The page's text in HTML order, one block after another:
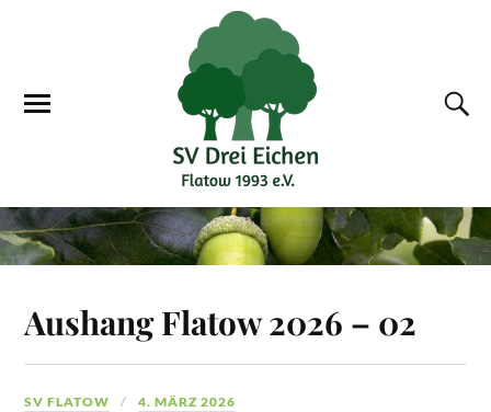
Aushang Flatow 2026 – 02
SV FLATOW 4. MÄRZ 2026